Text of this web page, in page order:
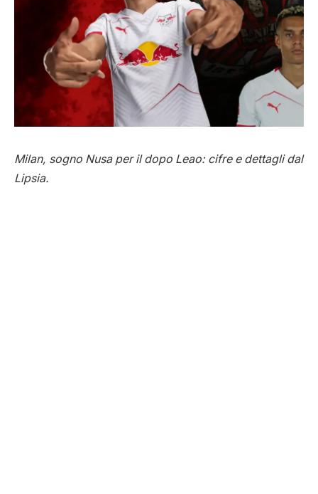
Milan, sogno Nusa per il dopo Leao: cifre e dettagli dal
Lipsia.